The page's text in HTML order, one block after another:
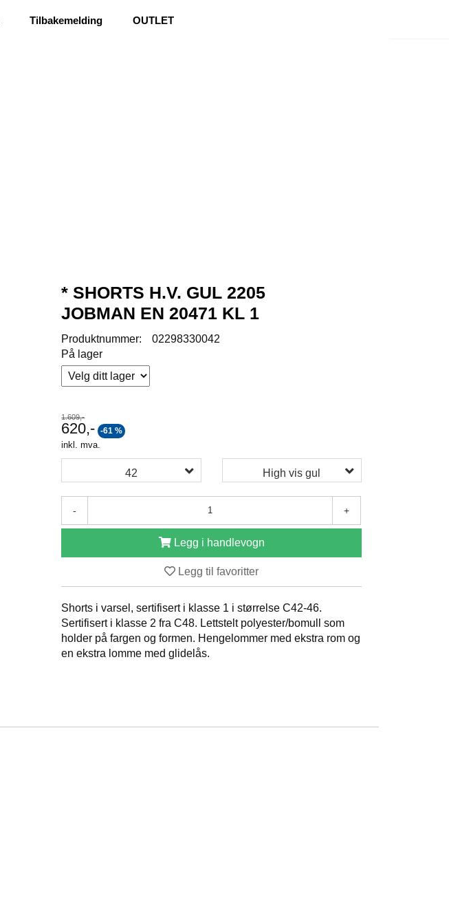
Tilbakemelding OUTLET
* SHORTS H.V. GUL 2205
JOBMAN EN 20471 KL 1
Produktnummer:
02298330042
På lager
1.609,-
620,- -61 %
inkl. mva.
42 High vis gul
- +
Legg i handlevogn
Legg til favoritter
Shorts i varsel, sertifisert i klasse 1 i størrelse C42-46.
Sertifisert i klasse 2 fra C48. Lettstelt polyester/bomull som
holder på fargen og formen. Hengelommer med ekstra rom og
en ekstra lomme med glidelås.